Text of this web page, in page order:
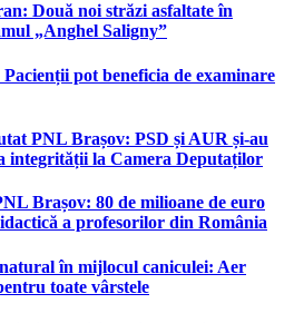
Două noi străzi asfaltate în
„Anghel Saligny”
pot beneficia de examinare
PNL Brașov: PSD și AUR și-au
integrității la Camera Deputaților
Brașov: 80 de milioane de euro
a profesorilor din România
în mijlocul caniculei: Aer
toate vârstele